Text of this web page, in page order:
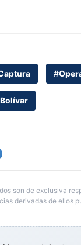
son de exclusiva
derivadas de ellos